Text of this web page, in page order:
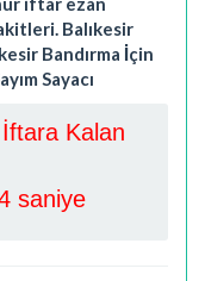
Balıkesir
Bandırma İçin
Sayacı
Kalan
saniye